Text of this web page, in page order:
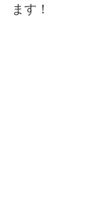
ます！